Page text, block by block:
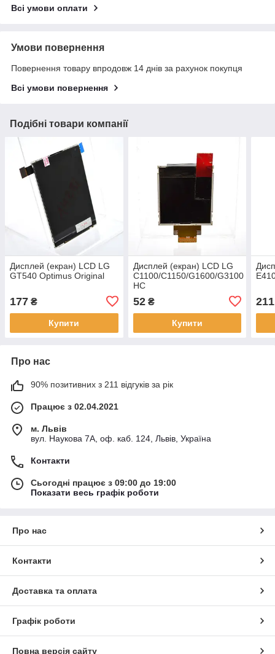
Всі умови оплати
Умови повернення
Повернення товару впродовж 14 днів за рахунок покупця
Всі умови повернення
Подібні товари компанії
Дисплей (екран) LCD LG
GT540 Optimus Original
177 ₴
Купити
Дисплей (екран) LCD LG
C1100/C1150/G1600/G3100
HC
52₴
Купити
211
Про нас
90% позитивних з 211 відгуків за рік
Працює з 02.04.2021
м. Львів
вул. Наукова 7А, оф. каб. 124, Львів, Україна
Контакти
Сьогодні працює з 09:00 до 19:00
Показати весь графік роботи
Про нас
Контакти
Доставка та оплата
Графік роботи
Повна версія сайту